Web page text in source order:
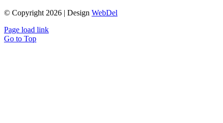
© Copyright 2026 | Design WebDel
Page load link
Go to Top